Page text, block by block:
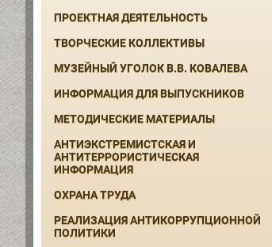
ПРОЕКТНАЯ ДЕЯТЕЛЬНОСТЬ
ТВОРЧЕСКИЕ КОЛЛЕКТИВЫ
МУЗЕЙНЫЙ УГОЛОК В.В. КОВАЛЕВА
ИНФОРМАЦИЯ ДЛЯ ВЫПУСКНИКОВ
МЕТОДИЧЕСКИЕ МАТЕРИАЛЫ
АНТИЭКСТРЕМИСТСКАЯ И
АНТИТЕРРОРИСТИЧЕСКАЯ
ИНФОРМАЦИЯ
ОХРАНА ТРУДА
РЕАЛИЗАЦИЯ АНТИКОРРУПЦИОННОЙ
ПОЛИТИКИ